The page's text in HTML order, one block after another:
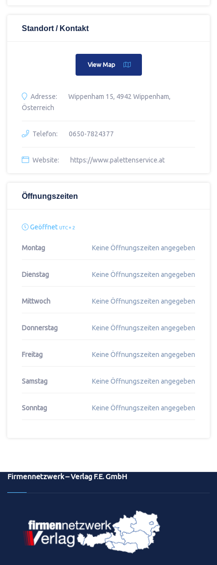
Standort / Kontakt
View Map
Adresse:
Wippenham 15, 4942 Wippenham,
Österreich
Telefon: 0650-7824377
Website: https://www.palettenservice.at
Öffnungszeiten
Geöffnet UTC + 2
Montag Keine Öffnungszeiten angegeben
Dienstag Keine Öffnungszeiten angegeben
Mittwoch Keine Öffnungszeiten angegeben
Donnerstag Keine Öffnungszeiten angegeben
Freitag Keine Öffnungszeiten angegeben
Samstag Keine Öffnungszeiten angegeben
Sonntag Keine Öffnungszeiten angegeben
Firmennetzwerk – Verlag F.E. GmbH